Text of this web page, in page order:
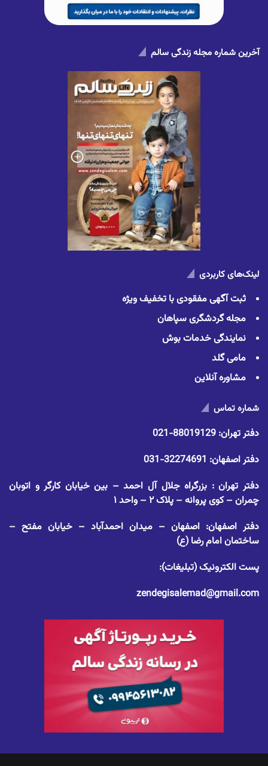
آخرین شماره مجله زندگی سالم
لینک‌های کاربردی
ثبت آگهی مفقودی با تخفیف ویژه
مجله گردشگری سپاهان
نمایندگی خدمات بوش
مامی گلد
مشاوره آنلاین
شماره تماس
دفتر تهران: 88019129-021
دفتر اصفهان: 32274691-031
دفتر تهران : بزرگراه جلال آل احمد – بین خیابان کارگر و اتوبان
چمران – کوی پروانه – پلاک ۲ – واحد ۱
دفتر اصفهان: اصفهان – میدان احمدآباد – خیابان مفتح –
ساختمان امام رضا (ع)
پست الکترونیک (تبلیغات):
zendegisalemad@gmail.com